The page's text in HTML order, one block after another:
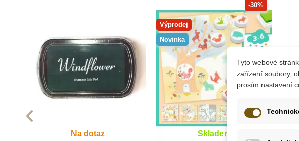
Na dotaz
-30%
Výprodej
Novinka
Skladem
Tyto webové
zařízení soubory,
prosím nastavení